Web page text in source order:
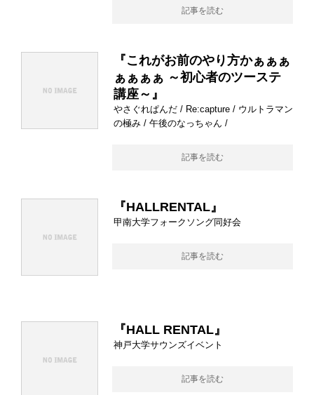
記事を読む
『これがお前のやり方かぁぁぁ
ぁぁぁぁ ～初心者のツーステ
講座～』
やさぐれぱんだ / Re:capture / ウルトラマン
の極み / 午後のなっちゃん /
記事を読む
『HALLRENTAL』
甲南大学フォークソング同好会
記事を読む
『HALL RENTAL』
神戸大学サウンズイベント
記事を読む